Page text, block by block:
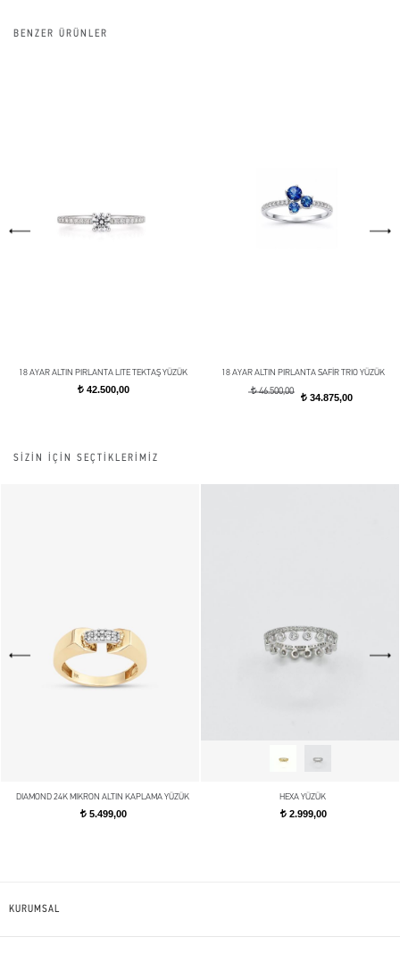
BENZER ÜRÜNLER
18 AYAR ALTIN PIRLANTA LITE TEKTAŞ YÜZÜK
t42.500,00
18 AYAR ALTIN PIRLANTA SAFİR TRIO YÜZÜK
t46.500,00
t34.875,00
SİZİN İÇİN SEÇTİKLERİMİZ
DIAMOND 24K MIKRON ALTIN KAPLAMA YÜZÜK
t5.499,00
HEXA YÜZÜK
t2.999,00
KURUMSAL